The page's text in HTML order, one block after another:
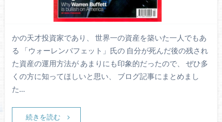
かの天才投資家であり、 世界一の資産を築いた一人でもあ
る 「ウォーレンバフェット」氏の 自分が死んだ後の残され
た資産の運用方法が あまりにも印象的だったので、 ぜひ多
くの方に知ってほしいと思い、 ブログ記事にまとめまし
た…
続きを読む